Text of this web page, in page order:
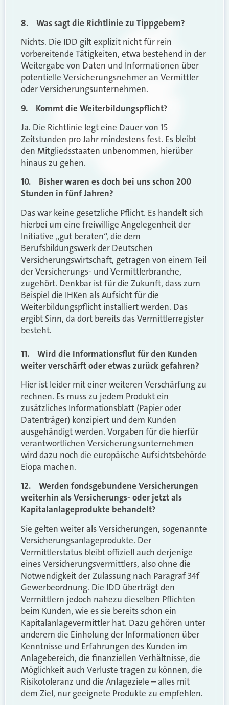
8. Was sagt die Richtlinie zu Tippgebern?
Nichts. Die IDD gilt explizit nicht für rein
vorbereitende Tätigkeiten, etwa bestehend in der
Weitergabe von Daten und Informationen über
potentielle Versicherungsnehmer an Vermittler
oder Versicherungsunternehmen.
9. Kommt die Weiterbildungspflicht?
Ja. Die Richtlinie legt eine Dauer von 15
Zeitstunden pro Jahr mindestens fest. Es bleibt
den Mitgliedsstaaten unbenommen, hierüber
hinaus zu gehen.
10. Bisher waren es doch bei uns schon 200
Stunden in fünf Jahren?
Das war keine gesetzliche Pflicht. Es handelt sich
hierbei um eine freiwillige Angelegenheit der
Initiative „gut beraten“, die dem
Berufsbildungswerk der Deutschen
Versicherungswirtschaft, getragen von einem Teil
der Versicherungs- und Vermittlerbranche,
zugehört. Denkbar ist für die Zukunft, dass zum
Beispiel die IHKen als Aufsicht für die
Weiterbildungspflicht installiert werden. Das
ergibt Sinn, da dort bereits das Vermittlerregister
besteht.
11. Wird die Informationsflut für den Kunden
weiter verschärft oder etwas zurück gefahren?
Hier ist leider mit einer weiteren Verschärfung zu
rechnen. Es muss zu jedem Produkt ein
zusätzliches Informationsblatt (Papier oder
Datenträger) konzipiert und dem Kunden
ausgehändigt werden. Vorgaben für die hierfür
verantwortlichen Versicherungsunternehmen
wird dazu noch die europäische Aufsichtsbehörde
Eiopa machen.
12. Werden fondsgebundene Versicherungen
weiterhin als Versicherungs- oder jetzt als
Kapitalanlageprodukte behandelt?
Sie gelten weiter als Versicherungen, sogenannte
Versicherungsanlageprodukte. Der
Vermittlerstatus bleibt offiziell auch derjenige
eines Versicherungsvermittlers, also ohne die
Notwendigkeit der Zulassung nach Paragraf 34f
Gewerbeordnung. Die IDD überträgt den
Vermittlern jedoch nahezu dieselben Pflichten
beim Kunden, wie es sie bereits schon ein
Kapitalanlagevermittler hat. Dazu gehören unter
anderem die Einholung der Informationen über
Kenntnisse und Erfahrungen des Kunden im
Anlagebereich, die finanziellen Verhältnisse, die
Möglichkeit auch Verluste tragen zu können, die
Risikotoleranz und die Anlageziele – alles mit
dem Ziel, nur geeignete Produkte zu empfehlen.